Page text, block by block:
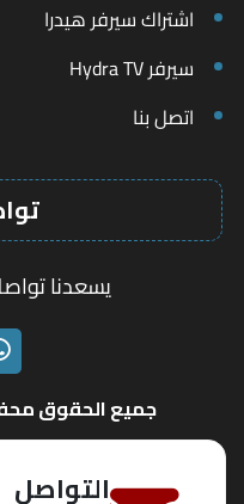
اشتراك سيرفر هيدرا
سيرفر Hydra TV
اتصل بنا
يسعدنا
جميع الحقوق
التواصل